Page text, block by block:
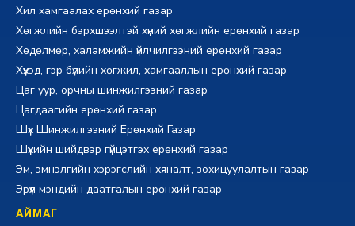
Хил хамгаалах ерөнхий газар
Хөгжлийн бэрхшээлтэй хүний хөгжлийн ерөнхий газар
Хөдөлмөр, халамжийн үйлчилгээний ерөнхий газар
Хүүхэд, гэр бүлийн хөгжил, хамгааллын ерөнхий газар
Цаг уур, орчны шинжилгээний газар
Цагдаагийн ерөнхий газар
Шүүх Шинжилгээний Ерөнхий Газар
Шүүхийн шийдвэр гүйцэтгэх ерөнхий газар
Эм, эмнэлгийн хэрэгслийн хяналт, зохицуулалтын газар
Эрүүл мэндийн даатгалын ерөнхий газар
АЙМАГ